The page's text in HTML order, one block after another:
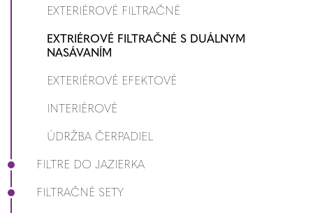
EXTERIÉROVÉ FILTRAČNÉ
EXTRIÉROVÉ FILTRAČNÉ S DUÁLNYM
NASÁVANÍM
EXTERIÉROVÉ EFEKTOVÉ
INTERIÉROVÉ
ÚDRŽBA ČERPADIEL
FILTRE DO JAZIERKA
FILTRAČNÉ SETY